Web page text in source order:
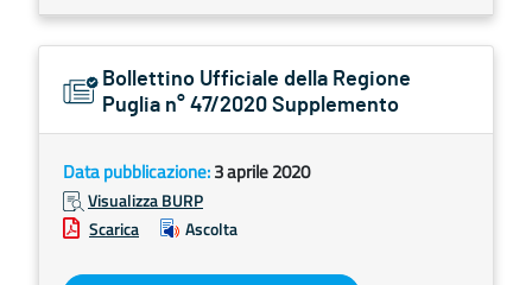
Bollettino Ufficiale della Regione
Puglia n° 47/2020 Supplemento
Data pubblicazione:3 aprile 2020
Visualizza BURP
Scarica
Ascolta